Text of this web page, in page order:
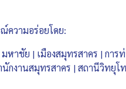
ความอร่อยโดย:
หาชัย | เมืองสมุทรสาคร | การท่
กงานสมุทรสาคร | สถานีวิทยุโ